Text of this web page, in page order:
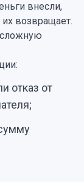
внесли,
их возвращает.
сложную
отказ от